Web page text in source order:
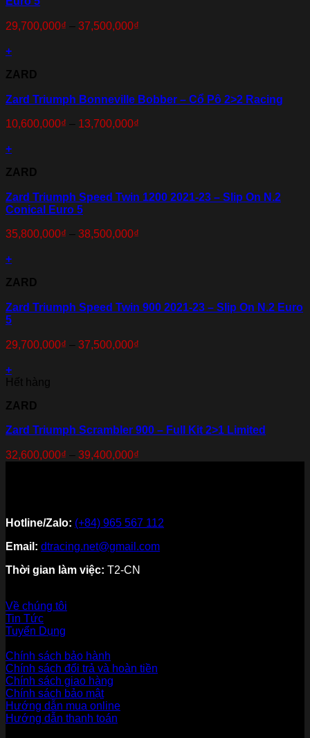
29,700,000₫ – 37,500,000₫
+
ZARD
Zard Triumph Bonneville Bobber – Cổ Pô 2>2 Racing
10,600,000₫ – 13,700,000₫
+
ZARD
Zard Triumph Speed Twin 1200 2021-23 – Slip On N.2
Conical Euro 5
35,800,000₫ – 38,500,000₫
+
ZARD
Zard Triumph Speed Twin 900 2021-23 – Slip On N.2 Euro
5
29,700,000₫ – 37,500,000₫
+
Hết hàng
ZARD
Zard Triumph Scrambler 900 – Full Kit 2>1 Limited
32,600,000₫ – 39,400,000₫
Hotline/Zalo: (+84) 965 567 112
Email: dtracing.net@gmail.com
Thời gian làm việc: T2-CN
Về chúng tôi
Tin Tức
Tuyển Dụng
Chính sách bảo hành
Chính sách đổi trả và hoàn tiền
Chính sách giao hàng
Chính sách bảo mật
Hướng dẫn mua online
Hướng dẫn thanh toán